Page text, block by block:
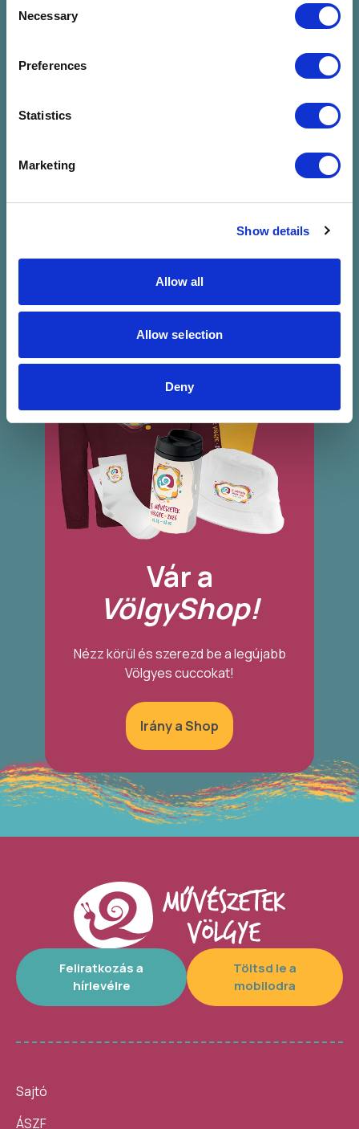
Selection
Necessary
Preferences
Statistics
Marketing
Show details
Allow all
Allow selection
Deny
Nincs találat a
megadott
szűrésre
Vár a
VölgyShop!
Nézz körül és szerezd be a legújabb
Völgyes cuccokat!
Irány a Shop
Feliratkozás a
hírlevélre
Töltsd le a
mobilodra
Sajtó
ÁSZF